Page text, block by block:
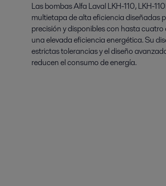
Las bombas Alfa Laval LKH-110, LKH-
multietapa de alta eficiencia diseñadas
precisión y disponibles con hasta
una elevada eficiencia energética. Su
estrictas tolerancias y el diseño
reducen el consumo de energía.